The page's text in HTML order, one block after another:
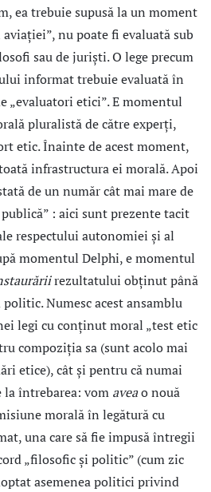
ea trebuie supusă la un moment
nu poate fi evaluată sub
sau de jurişti. O lege precum
informat trebuie evaluată în
„evaluatori etici”. E momentul
pluralistă de către experţi,
etic. Înainte de acest moment,
infrastructura ei morală. Apoi
de un număr cât mai mare de
: aici sunt prezente tacit
respectului autonomiei şi al
momentul Delphi, e momentul
rezultatului obţinut până
Numesc acest ansamblu
legi cu conţinut moral „test etic
compoziţia sa (sunt acolo mai
etice), cât şi pentru că numai
întrebarea: vom aveao nouă
morală în legătură cu
una care să fie impusă întregii
„filosofic şi politic” (cum zic
asemenea politici privind